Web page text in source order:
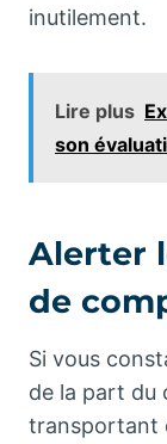
inutilement.
Lire plus
son
Alerter
de
Si vous
de la part du
transportant